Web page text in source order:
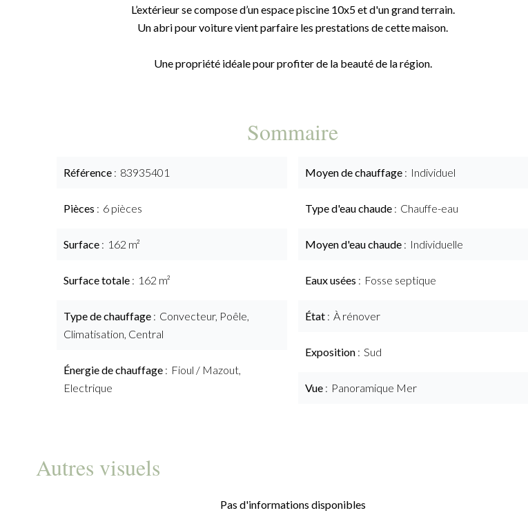
L’extérieur se compose d’un espace piscine 10x5 et d'un grand terrain.
Un abri pour voiture vient parfaire les prestations de cette maison.
Une propriété idéale pour profiter de la beauté de la région.
Sommaire
Référence 83935401
Pièces 6 pièces
Surface 162 m²
Surface totale 162 m²
Type de chauffage
Convecteur, Poêle,
Climatisation, Central
Énergie de chauffage
Fioul / Mazout,
Electrique
Moyen de chauffage Individuel
Type d'eau chaude Chauffe-eau
Moyen d'eau chaude Individuelle
Eaux usées Fosse septique
État À rénover
Exposition Sud
Vue Panoramique Mer
Autres visuels
Pas d'informations disponibles